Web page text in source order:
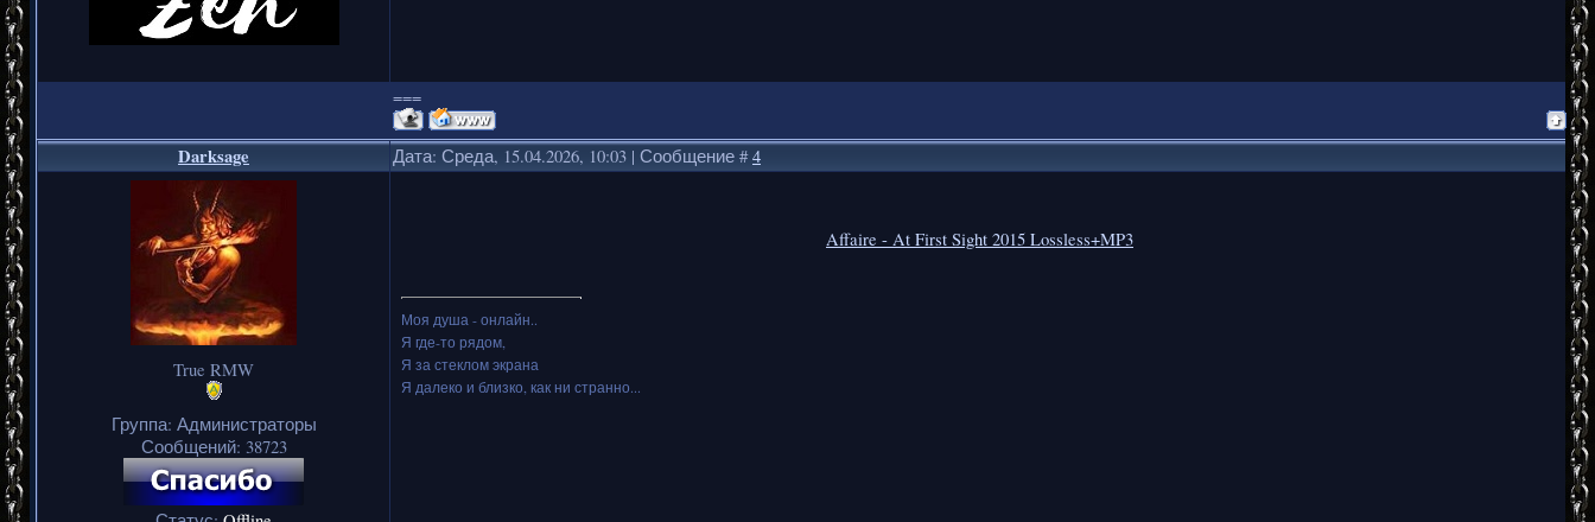
===
Darksage Дата: Среда, 15.04.2026, 10:03 | Сообщение #4
True RMW
Группа: Администраторы
Сообщений: 38723
Affaire - At First Sight 2015 Lossless+MP3
Моя душа - онлайн..
Я где-то рядом,
Я за стеклом экрана
Я далеко и близко, как ни странно...